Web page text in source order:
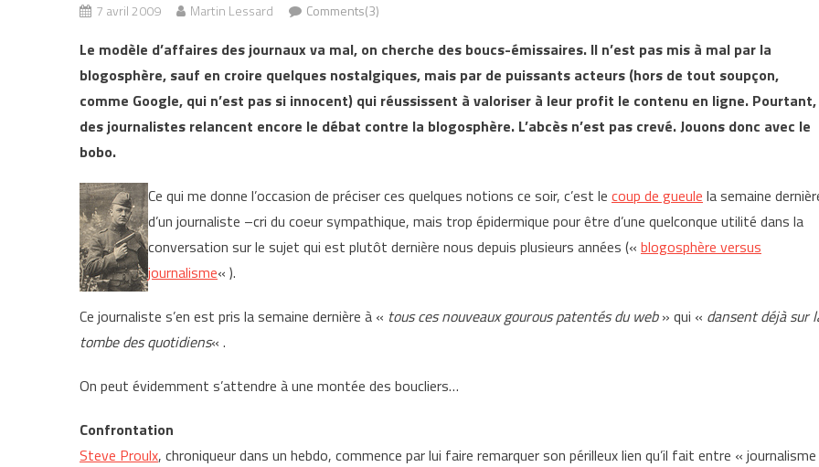
7 avril 2009 Martin Lessard Comments(3)
Le modèle d’affaires des journaux va mal, on cherche des boucs-émissaires. Il n’est pas mis à mal par la
blogosphère, sauf en croire quelques nostalgiques, mais par de puissants acteurs (hors de tout soupçon,
comme Google, qui n’est pas si innocent) qui réussissent à valoriser à leur profit le contenu en ligne. Pourtant,
des journalistes relancent encore le débat contre la blogosphère. L’abcès n’est pas crevé. Jouons donc avec le
bobo.
Ce qui me donne l’occasion de préciser ces quelques notions ce soir, c’est le coup de gueule la semaine
d’un journaliste –cri du coeur sympathique, mais trop épidermique pour être d’une quelconque utilité dans la
conversation sur le sujet qui est plutôt dernière nous depuis plusieurs années (« blogosphère versus
journalisme« ).
Ce journaliste s’en est pris la semaine dernière à « tous ces nouveaux gourous patentés du web» qui « dansent déjà sur
tombe des quotidiens« .
On peut évidemment s’attendre à une montée des boucliers…
Confrontation
Steve Proulx, chroniqueur dans un hebdo, commence par lui faire remarquer son périlleux lien qu’il fait entre « journalisme